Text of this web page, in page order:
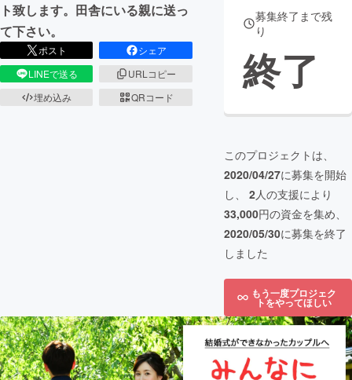
ト致します。田舎にいる親に送っ
て下さい。
ポスト
シェア
LINEで送る
URLコピー
埋め込み
QRコード
募集終了まで残
り
終了
このプロジェクトは、
2020/04/27に募集を開始
し、 2人の支援により
33,000円の資金を集め、
2020/05/30に募集を終了
しました
もう一度プロジェク
トをやってほしい